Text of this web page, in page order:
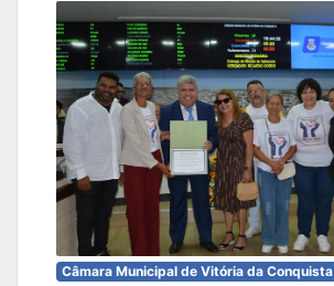
Câmara Municipal de Vitória da Conquista